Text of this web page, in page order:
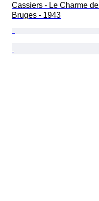
Cassiers - Le Charme de
Bruges - 1943